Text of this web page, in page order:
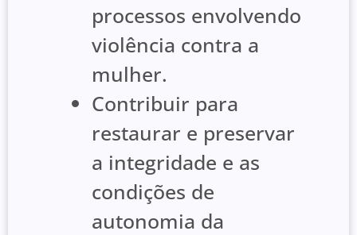
processos envolvendo
violência contra a
mulher.
Contribuir para
restaurar e preservar
a integridade e as
condições de
autonomia da